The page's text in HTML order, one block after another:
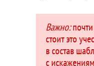
Важно:почти
стоит это
в состав
с